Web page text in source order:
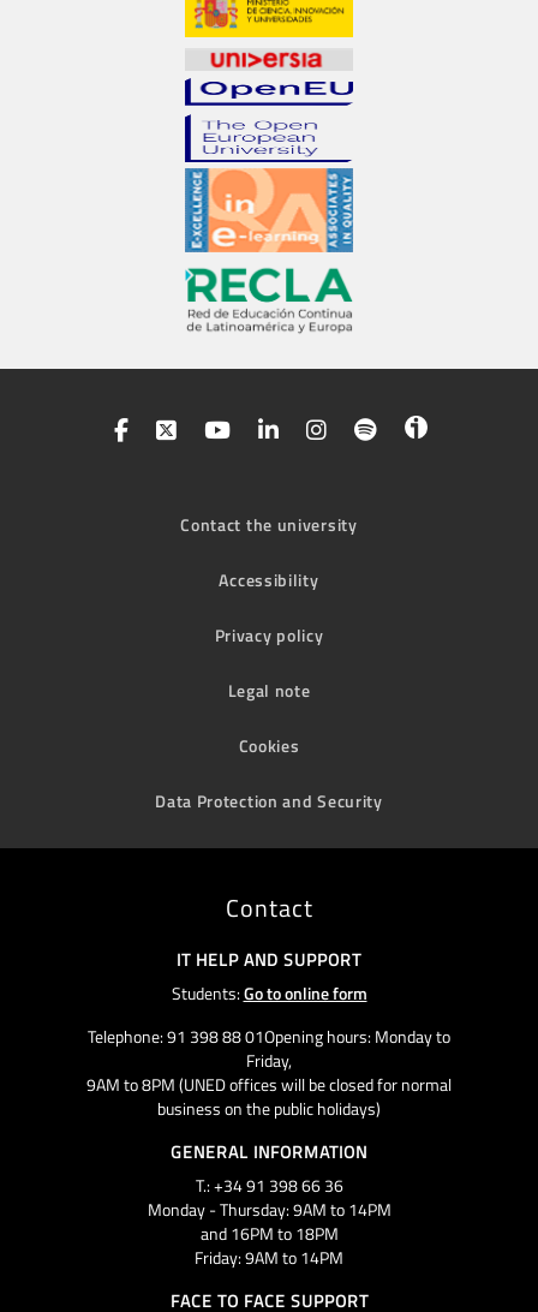
Contact the university
Accessibility
Privacy policy
Legal note
Cookies
Data Protection and Security
Contact
IT HELP AND SUPPORT
Students:Go to online form
Telephone: 91 398 88 01Opening hours: Monday to
Friday,
9AM to 8PM (UNED offices will be closed for normal
business on the public holidays)
GENERAL INFORMATION
T.: +34 91 398 66 36
Monday - Thursday: 9AM to 14PM
and 16PM to 18PM
Friday: 9AM to 14PM
FACE TO FACE SUPPORT